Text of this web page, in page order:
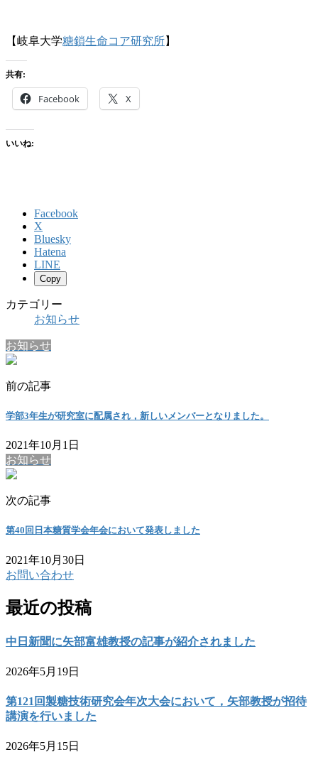
【岐阜大学糖鎖生命コア研究所】
共有:
Facebook X
いいね:
Facebook
X
Bluesky
Hatena
LINE
Copy
カテゴリー
お知らせ
お知らせ
前の記事
学部3年生が研究室に配属され，新しいメンバーとなりました。
2021年10月1日
お知らせ
次の記事
第40回日本糖質学会年会において発表しました
2021年10月30日
お問い合わせ
最近の投稿
中日新聞に矢部富雄教授の記事が紹介されました
2026年5月19日
第121回製糖技術研究会年次大会において，矢部教授が招待
講演を行いました
2026年5月15日